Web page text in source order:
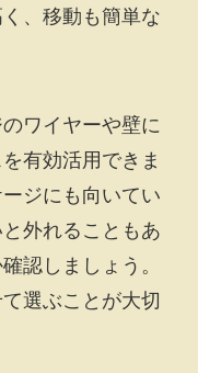
、移動も簡単な
ワイヤーや壁に
有効活用できま
ジにも向いてい
外れることもあ
認しましょう。
選ぶことが大切